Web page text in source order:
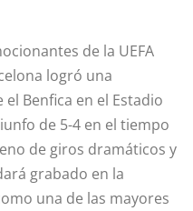
de la UEFA
logró una
Benfica en el Estadio
de 5-4 en el tiempo
de giros dramáticos y
grabado en la
una de las mayores